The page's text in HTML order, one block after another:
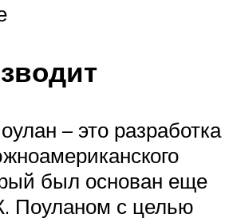
– это разработка
был основан еще
Поуланом с целью